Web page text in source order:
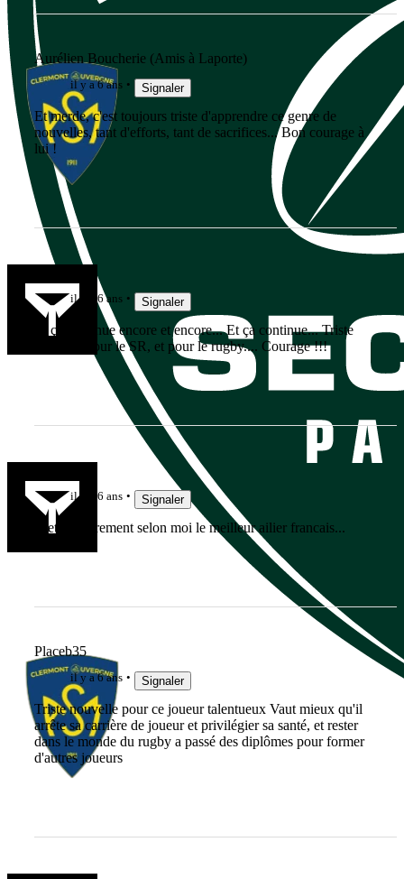
Aurélien Boucherie (Amis à Laporte)
il y a 6 ans Signaler
Et merde, c'est toujours triste d'apprendre ce genre de
nouvelles, tant d'efforts, tant de sacrifices... Bon courage à
lui !
il y a 6 ans Signaler
Et ça continue encore et encore... Et ça continue... Triste
pour lui, pour le SR, et pour le rugby.... Courage !!!
il y a 6 ans Signaler
C etait clairement selon moi le meilleur ailier francais...
Placeb35
il y a 6 ans Signaler
Triste nouvelle pour ce joueur talentueux Vaut mieux qu'il
arrête sa carrière de joueur et privilégier sa santé, et rester
dans le monde du rugby a passé des diplômes pour former
d'autres joueurs